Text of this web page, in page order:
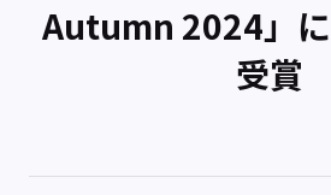
Autumn 2024」
受賞